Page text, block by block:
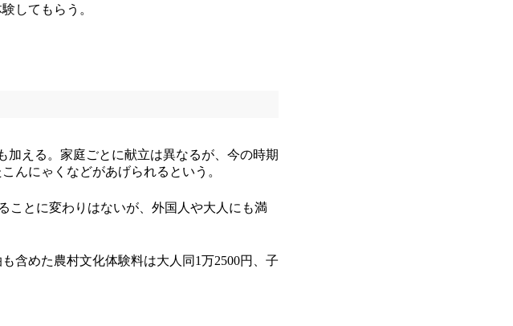
してもらう。
える。家庭ごとに献立は異なるが、今の時期
んにゃくなどがあげられるという。
ことに変わりはないが、外国人や大人にも満
含めた農村文化体験料は大人同1万2500円、子